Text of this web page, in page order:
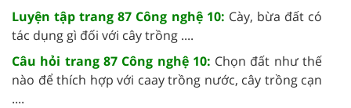
Luyện tập trang 87 Công nghệ 10: Cày, bừa đất có
tác dụng gì đối với cây trồng ....
Câu hỏi trang 87 Công nghệ 10: Chọn đất như thế
nào để thích hợp với caay trồng nước, cây trồng cạn
....